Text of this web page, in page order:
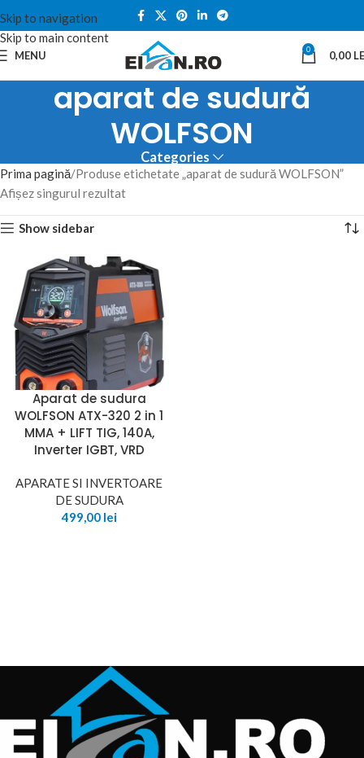
Skip to navigation
Skip to main content
MENU 0 0,00
aparat de sudură
WOLFSON
Categories
Prima pagină Produse etichetate „aparat de sudură WOLFSON”
Afișez singurul rezultat
Show sidebar
Aparat de sudura
WOLFSON ATX-320 2 in 1
MMA + LIFT TIG, 140A,
Inverter IGBT, VRD
APARATE SI INVERTOARE
DE SUDURA
499,00 lei